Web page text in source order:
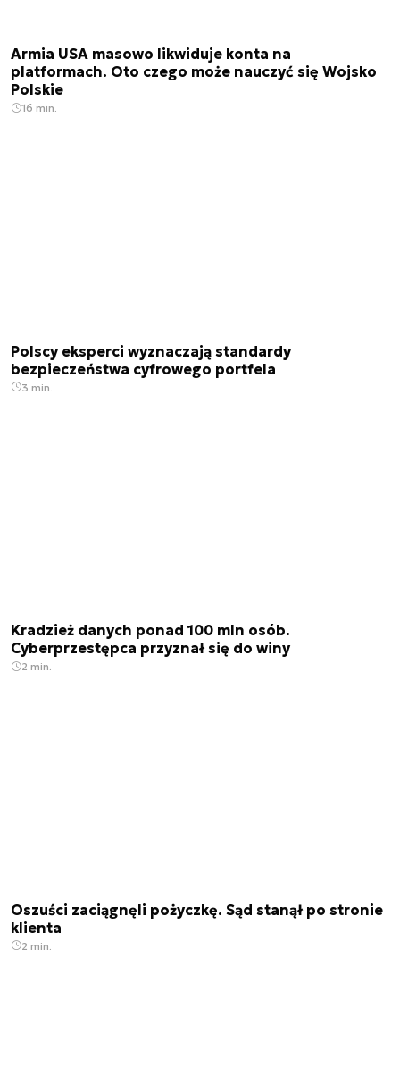
Armia USA masowo likwiduje konta na
platformach. Oto czego może nauczyć się Wojsko
Polskie
16 min.
Polscy eksperci wyznaczają standardy
bezpieczeństwa cyfrowego portfela
3 min.
Kradzież danych ponad 100 mln osób.
Cyberprzestępca przyznał się do winy
2 min.
Oszuści zaciągnęli pożyczkę. Sąd stanął po stronie
klienta
2 min.